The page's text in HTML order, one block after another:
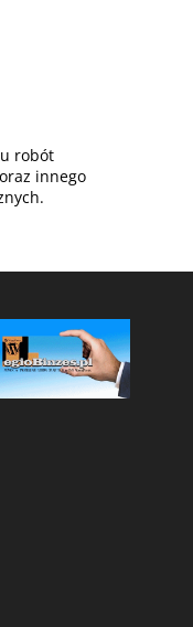
robót
innego